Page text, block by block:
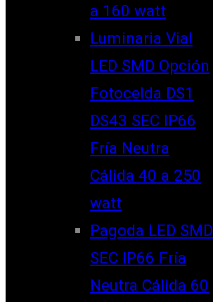
a 160 watt
Luminaria Vial
LED SMD Opción
Fotocelda DS1
DS43 SEC IP66
Fría Neutra
Cálida 40 a 250
watt
Pagoda LED SMD
SEC IP66 Fría
Neutra Cálida 60